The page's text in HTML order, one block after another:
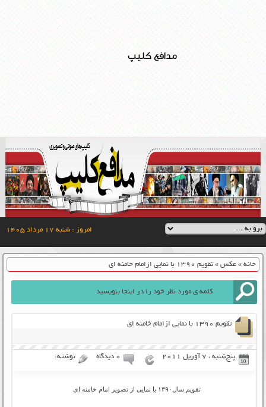
مدافع کلیپ
امروز : شنبه ۱۷ مرداد ۱۴۰۵
خانه» عکس»تقویم ۱۳۹۰ با نمایی ازامام خامنه ای
تقویم ۱۳۹۰ با نمایی ازامام خامنه ای
پنج‌شنبه ، 7 آوریل 2011 ۰ دیدگاه نوشته:
تقویم سال۱۳۹۰ با نمایی از تصویر امام خامنه ای